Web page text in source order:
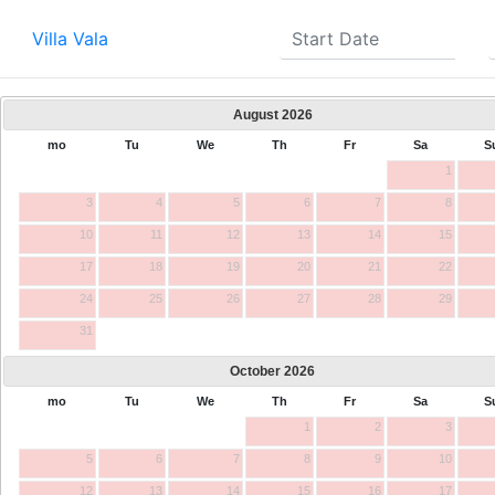
Villa Vala
August 2026
mo Tu We Th Fr Sa
1
3 4 5 6 7 8
10 11 12 13 14 15
17 18 19 20 21 22
24 25 26 27 28 29
31
October 2026
mo Tu We Th Fr Sa
1
2 3
5 6 7 8 9 10
12 13 14 15 16 17